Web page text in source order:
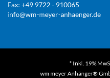
Fax: +49 9722 - 910065
info@wm-meyer-anhaenger.de
* Inkl. 19%
wm meyer Anhänger®